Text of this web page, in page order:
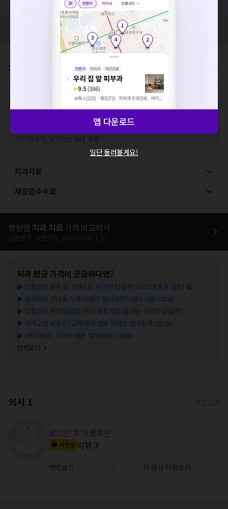
혹시 잘못된 병원정보가 있나요?
모두닥 팀에 알려주세요!
가격표
비급여 항목의 경우,추가비용 등으로 실제 가격과 상이할 수 있으니, 정확
한 가격은 해당 의료기관에 직접 문의해주세요.
※급여 항목의 경우,건강보험심사평가원에 고지되어 있는 급여 진료 기준 가
격입니다. (진료와 연관된 복합적인 비용이 추가되어, 병원마다 금액이 다르게
산정될 수 있는 점 참고 바랍니다.)
치과치료
제증명수수료
병원별 치과 치료 가격 비교하기
치과 평균 가격이 궁금하다면?
▶ 임플란트 종류 및 브랜드는 무엇이 있을까? (오스템 종류 포함) 😁
▶ 올세라믹 크라운 가격/비용은 얼마일까? (앞니기준) (2026)
▶ 임플란트 부작용(출혈/붓기/통증/염증)들에는 무엇이 있을까?
▶ 치아교정 비용은? 교정 종류별로 가격은 얼마일까?(2026)
▶ 라미네이트 가격/비용은 얼마일까? (2026)
전체보기
의사 1
로그인 후 이름확인
카카오 리뷰 3
약력보기 이 의사 리뷰보기
요청하신 작업을 처리하지 못했습니다.
네트워크 또는 서버의 일시적인 오류로, 잠시 후 다시 시도해주
세요. 지속적으로 문제가 발생할 경우 모두닥 채널톡으로 문의
앱 다운로드
일단 둘러볼게요!